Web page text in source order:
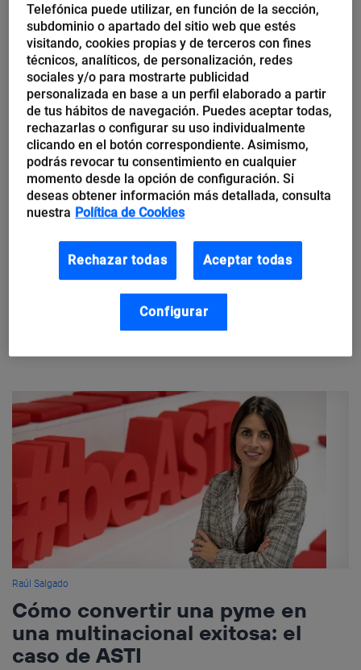
Raúl Alonso
Vinoselección: una de las cinco
empresas europeas que mejor
ha gestionado la pandemia
En 2019 cerca de 160.000 socios descorcharon 3,1 millones de
búsqueda de nuevos canales, esta empresa de venta a
Raúl Salgado
Cómo convertir una pyme en
una multinacional exitosa: el
caso de ASTI
Telefónica puede utilizar, en función de la sección,
subdominio o apartado del sitio web que estés
visitando, cookies propias y de terceros con fines
técnicos, analíticos, de personalización, redes
sociales y/o para mostrarte publicidad
personalizada en base a un perfil elaborado a partir
de tus hábitos de navegación. Puedes aceptar todas,
rechazarlas o configurar su uso individualmente
clicando en el botón correspondiente. Asimismo,
podrás revocar tu consentimiento en cualquier
momento desde la opción de configuración. Si
deseas obtener información más detallada, consulta
nuestra Política de Cookies
Rechazar todas Aceptar todas
Configurar